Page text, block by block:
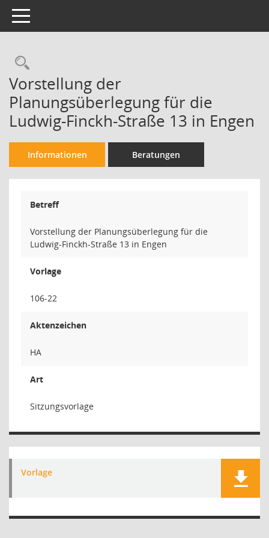
Toggle navigation
Rechercheauswahl
Vorstellung der
Planungsüberlegung für die
Ludwig-Finckh-Straße 13 in Engen
Informationen Beratungen
Betreff
Vorstellung der Planungsüberlegung für die
Ludwig-Finckh-Straße 13 in Engen
Vorlage
106-22
Aktenzeichen
HA
Art
Sitzungsvorlage
Vorlage